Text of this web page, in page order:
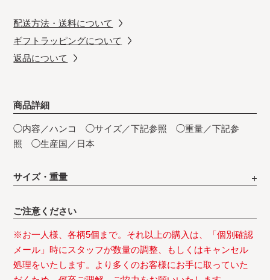
配送方法・送料について
ギフトラッピングについて
返品について
商品詳細
◯内容／ハンコ ◯サイズ／下記参照 ◯重量／下記参
照 ◯生産国／日本
サイズ・重量
ご注意ください
※お一人様、各柄5個まで。それ以上の購入は、「個別確認
メール」時にスタッフが数量の調整、もしくはキャンセル
処理をいたします。より多くのお客様にお手に取っていた